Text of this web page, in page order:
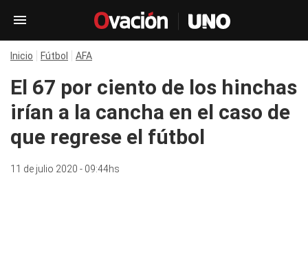
Inicio Fútbol AFA
El 67 por ciento de los hinchas
irían a la cancha en el caso de
que regrese el fútbol
11 de julio 2020 - 09:44hs